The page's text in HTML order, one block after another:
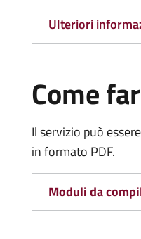
Ulteriori
Come
Il servizio può
in formato PDF.
Moduli da